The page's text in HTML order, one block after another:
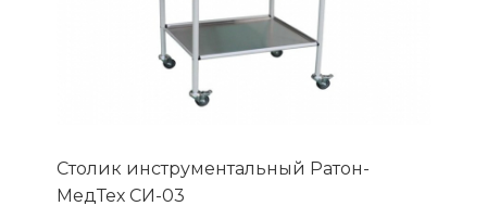
Столик инструментальный Ратон-
МедТех СИ-03